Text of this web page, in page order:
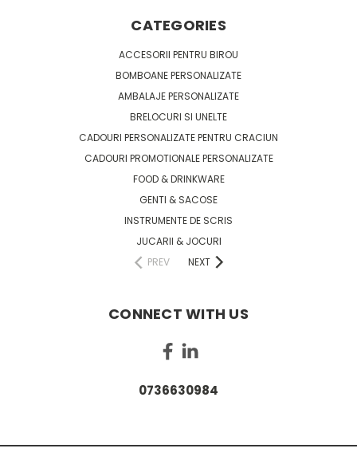
CATEGORIES
ACCESORII PENTRU BIROU
BOMBOANE PERSONALIZATE
AMBALAJE PERSONALIZATE
BRELOCURI SI UNELTE
CADOURI PERSONALIZATE PENTRU CRACIUN
CADOURI PROMOTIONALE PERSONALIZATE
FOOD & DRINKWARE
GENTI & SACOSE
INSTRUMENTE DE SCRIS
JUCARII & JOCURI
PREV
NEXT
CONNECT WITH US
0736630984